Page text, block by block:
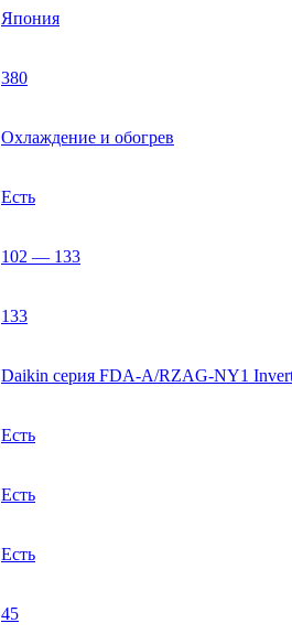
Япония
380
Охлаждение и обогрев
Есть
102 — 133
133
Daikin серия FDA-A/RZAG-NY1
Есть
Есть
Есть
45